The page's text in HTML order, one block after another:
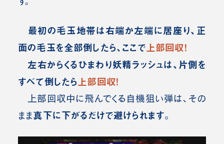
最初の毛玉地帯は右端か左端に居座り、正
面の毛玉を全部倒したら、ここで上部回収！
左右からくるひまわり妖精ラッシュは、片側を
すべて倒したら上部回収！
上部回収中に飛んでくる自機狙い弾は、その
まま真下に下がるだけで避けられます。